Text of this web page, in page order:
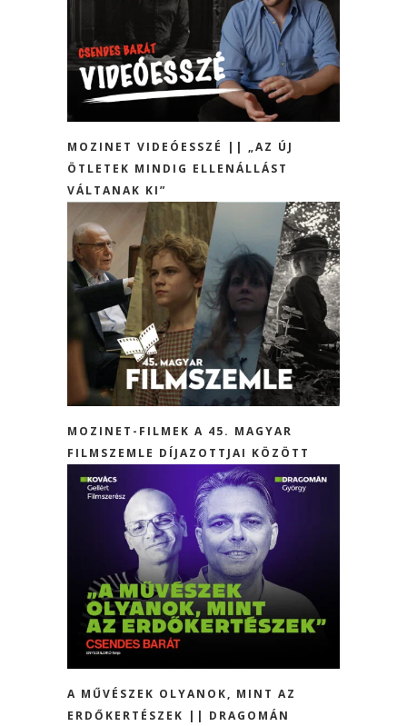
MOZINET VIDEÓESSZÉ || „AZ ÚJ
ÖTLETEK MINDIG ELLENÁLLÁST
VÁLTANAK KI”
MOZINET-FILMEK A 45. MAGYAR
FILMSZEMLE DÍJAZOTTJAI KÖZÖTT
A MŰVÉSZEK OLYANOK, MINT AZ
ERDŐKERTÉSZEK || DRAGOMÁN